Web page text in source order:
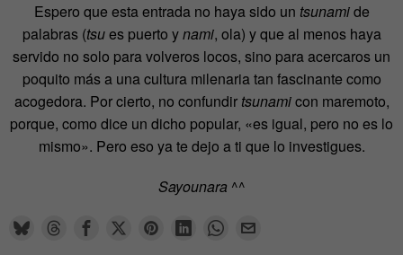
Espero que esta entrada no haya sido un tsunamide
palabras (tsues puerto ynami, ola) y que al menos haya
servido no solo para volveros locos, sino para acercaros un
poquito más a una cultura milenaria tan fascinante como
acogedora. Por cierto, no confundir tsunamicon maremoto,
porque, como dice un dicho popular, «es igual, pero no es lo
mismo». Pero eso ya te dejo a ti que lo investigues.
Sayounara ^^